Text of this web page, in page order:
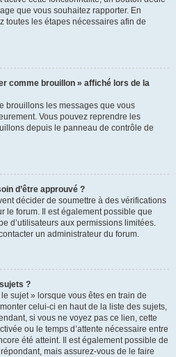
que vous souhaitez rapporter. En
toutes les étapes nécessaires afin de
comme brouillon » affiché lors de la
brouillons les messages que vous
Vous pouvez reprendre les
depuis le panneau de contrôle de
d’être approuvé ?
décider de soumettre à des vérifications
le forum. Il est également possible que
d’utilisateurs aux permissions limitées.
un administrateur du forum.
?
sujet » lorsque vous êtes en train de
celui-ci en haut de la liste des sujets,
si vous ne voyez pas ce lien, cette
ou le temps d’attente nécessaire entre
été atteint. Il est également possible de
mais assurez-vous de le faire